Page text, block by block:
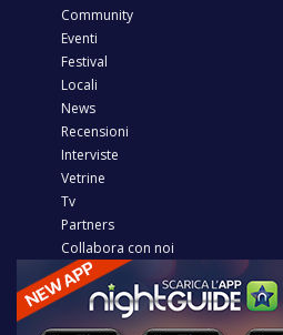
Community
Eventi
Festival
Locali
News
Recensioni
Interviste
Vetrine
Tv
Partners
Collabora con noi